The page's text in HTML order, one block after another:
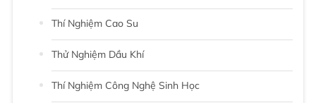
Thí Nghiệm Cao Su
Thử Nghiệm Dầu Khí
Thí Nghiệm Công Nghệ Sinh Học